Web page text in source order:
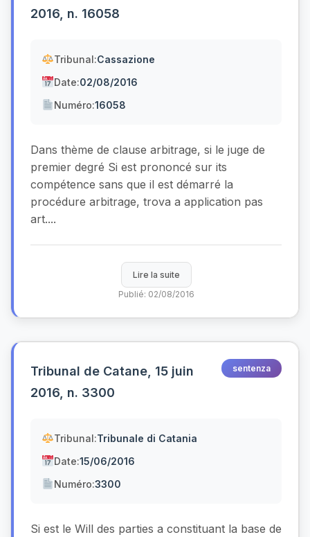
2016, n. 16058
Tribunal:Cassazione
Date:02/08/2016
Numéro:16058
Dans thème de clause arbitrage, si le juge de
premier degré Si est prononcé sur its
compétence sans que il est démarré la
procédure arbitrage, trova a application pas
art....
Lire la suite
Publié: 02/08/2016
Tribunal de Catane, 15 juin
2016, n. 3300
sentenza
Tribunal:Tribunale di Catania
Date:15/06/2016
Numéro:3300
Si est le Will des parties a constituant la base de